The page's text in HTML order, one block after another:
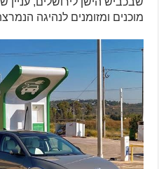
מוכנים ומזומנים לנהיגה הנמרצת.